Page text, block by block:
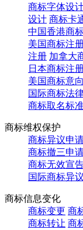
商标字体设
设计 商标卡
中国香港商
美国商标注
注册 加拿大
日本商标注
美国商标意
国际商标法
商标取名标
商标维权保护
商标异议申
商标撤三申
商标无效宣
国际商标异
商标信息变化
商标变更 商
商标转让 商